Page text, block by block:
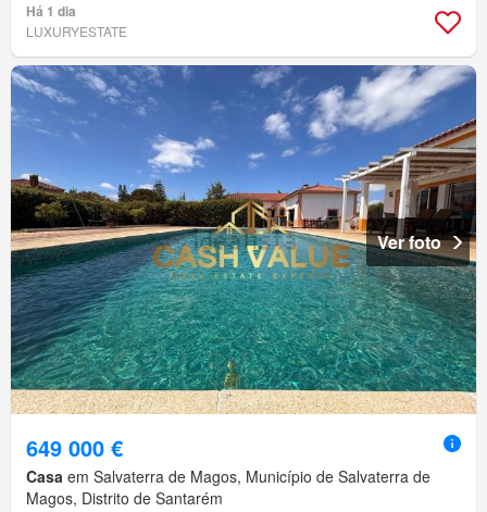
Há 1 dia
LUXURYESTATE
Ver foto
649 000 €
Casa em Salvaterra de Magos, Município de Salvaterra de
Magos, Distrito de Santarém